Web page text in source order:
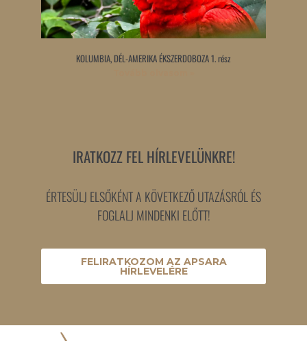
KOLUMBIA, DÉL-AMERIKA ÉKSZERDOBOZA 1. rész
IRATKOZZ FEL HÍRLEVELÜNKRE!
ÉRTESÜLJ ELSŐKÉNT A KÖVETKEZŐ UTAZÁSRÓL ÉS
FOGLALJ MINDENKI ELŐTT!
FELIRATKOZOM AZ APSARA
HÍRLEVELÉRE